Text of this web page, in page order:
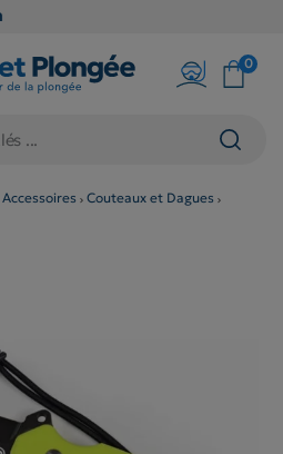
0
Accessoires
Couteaux et Dagues